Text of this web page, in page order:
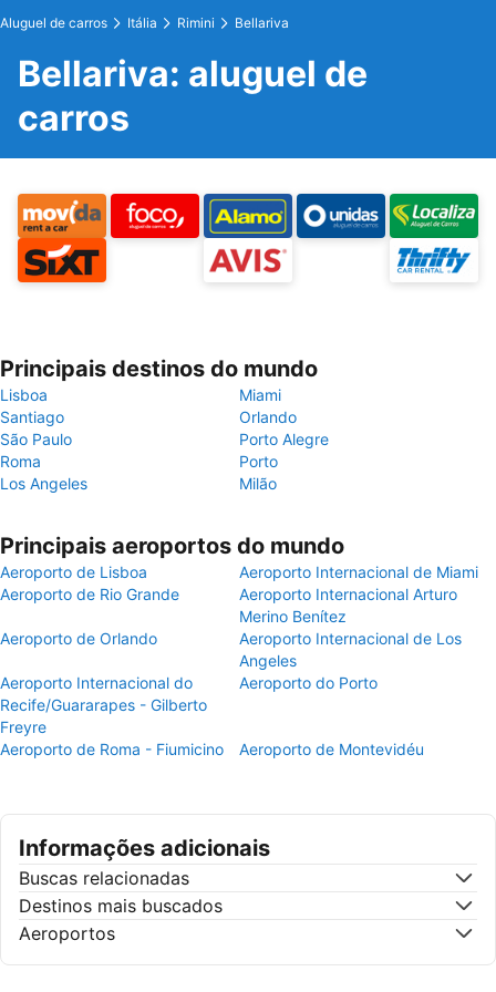
Aluguel de carros Itália Rimini Bellariva
Bellariva: aluguel de
carros
Principais destinos do mundo
Lisboa
Miami
Santiago
Orlando
São Paulo
Porto Alegre
Roma
Porto
Los Angeles
Milão
Principais aeroportos do mundo
Aeroporto de Lisboa
Aeroporto Internacional de Miami
Aeroporto de Rio Grande
Aeroporto Internacional Arturo
Merino Benítez
Aeroporto de Orlando
Aeroporto Internacional de Los
Angeles
Aeroporto Internacional do
Recife/Guararapes - Gilberto
Freyre
Aeroporto do Porto
Aeroporto de Roma - Fiumicino Aeroporto de Montevidéu
Informações adicionais
Buscas relacionadas
Destinos mais buscados
Aeroportos